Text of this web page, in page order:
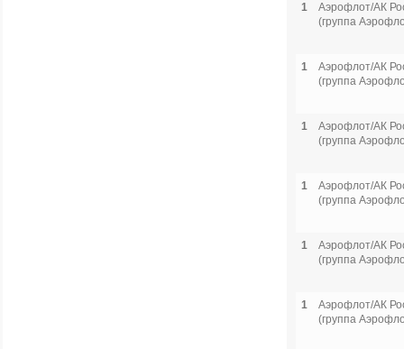
1
Аэрофлот/АК
(группа
1
Аэрофлот/АК
(группа
1
Аэрофлот/АК
(группа
1
Аэрофлот/АК
(группа
1
Аэрофлот/АК
(группа
1
Аэрофлот/АК
(группа